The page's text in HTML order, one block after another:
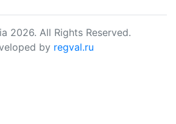
2026. All Rights Reserved.
by regval.ru